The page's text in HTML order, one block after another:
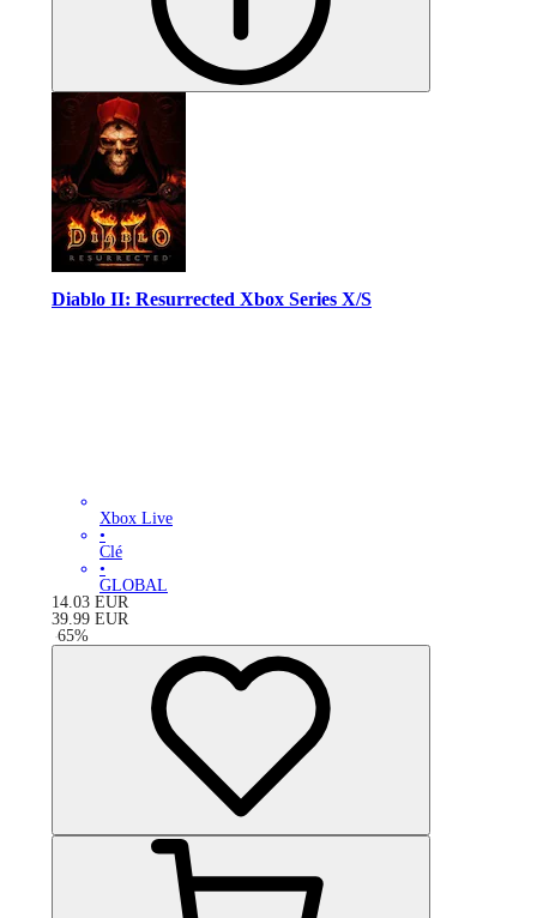
Diablo II: Resurrected Xbox Series X/S
Xbox Live
•
Clé
•
GLOBAL
14.03 EUR
39.99 EUR
-65%